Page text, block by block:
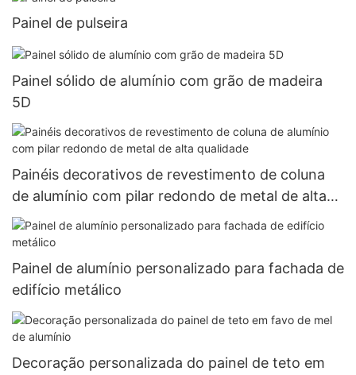
Painel de pulseira
Painel sólido de alumínio com grão de madeira
5D
Painéis decorativos de revestimento de coluna
de alumínio com pilar redondo de metal de alta
qualidade
Painel de alumínio personalizado para fachada de
edifício metálico
Decoração personalizada do painel de teto em